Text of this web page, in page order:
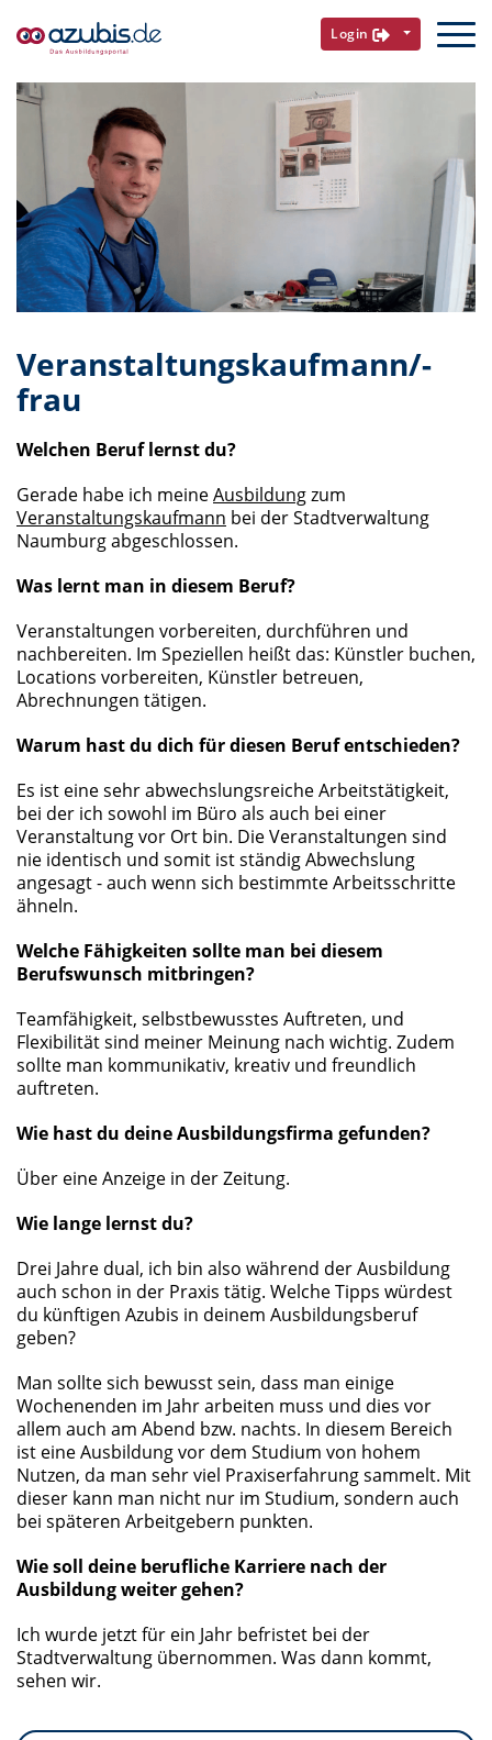
Login
Veranstaltungskaufmann/-
frau
Welchen Beruf lernst du?
Gerade habe ich meineAusbildungzum
Veranstaltungskaufmann bei der Stadtverwaltung
Naumburg abgeschlossen.
Was lernt man in diesem Beruf?
Veranstaltungen vorbereiten, durchführen und
nachbereiten. Im Speziellen heißt das: Künstler buchen,
Locations vorbereiten, Künstler betreuen,
Abrechnungen tätigen.
Warum hast du dich für diesen Beruf entschieden?
Es ist eine sehr abwechslungsreiche Arbeitstätigkeit,
bei der ich sowohl im Büro als auch bei einer
Veranstaltung vor Ort bin. Die Veranstaltungen sind
nie identisch und somit ist ständig Abwechslung
angesagt - auch wenn sich bestimmte Arbeitsschritte
ähneln.
Welche Fähigkeiten sollte man bei diesem
Berufswunsch mitbringen?
Teamfähigkeit, selbstbewusstes Auftreten, und
Flexibilität sind meiner Meinung nach wichtig. Zudem
sollte man kommunikativ, kreativ und freundlich
auftreten.
Wie hast du deine Ausbildungsfirma gefunden?
Über eine Anzeige in der Zeitung.
Wie lange lernst du?
Drei Jahre dual, ich bin also während der Ausbildung
auch schon in der Praxis tätig. Welche Tipps würdest
du künftigen Azubis in deinem Ausbildungsberuf
geben?
Man sollte sich bewusst sein, dass man einige
Wochenenden im Jahr arbeiten muss und dies vor
allem auch am Abend bzw. nachts. In diesem Bereich
ist eine Ausbildung vor dem Studium von hohem
Nutzen, da man sehr viel Praxiserfahrung sammelt. Mit
dieser kann man nicht nur im Studium, sondern auch
bei späteren Arbeitgebern punkten.
Wie soll deine berufliche Karriere nach der
Ausbildung weiter gehen?
Ich wurde jetzt für ein Jahr befristet bei der
Stadtverwaltung übernommen. Was dann kommt,
sehen wir.